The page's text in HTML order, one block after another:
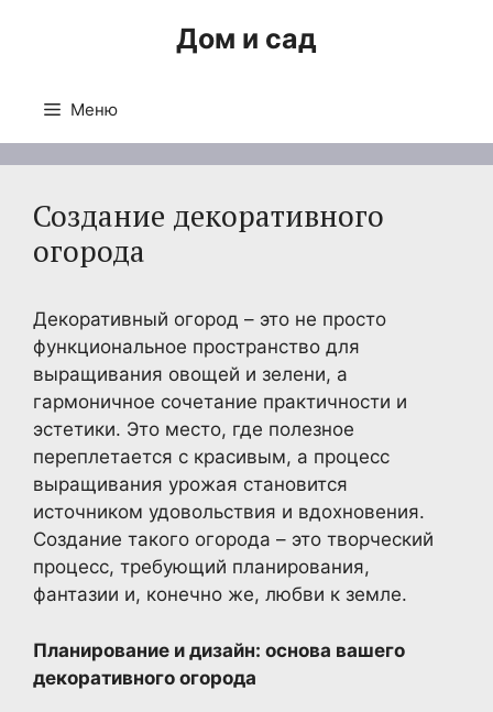
Дом и сад
Меню
Создание декоративного
огорода
Декоративный огород – это не просто
функциональное пространство для
выращивания овощей и зелени, а
гармоничное сочетание практичности и
эстетики. Это место, где полезное
переплетается с красивым, а процесс
выращивания урожая становится
источником удовольствия и вдохновения.
Создание такого огорода – это творческий
процесс, требующий планирования,
фантазии и, конечно же, любви к земле.
Планирование и дизайн: основа вашего
декоративного огорода